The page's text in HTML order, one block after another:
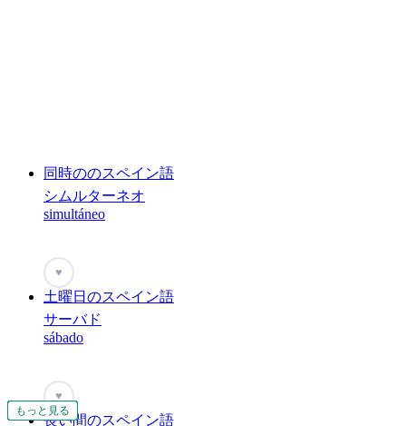
もっと見る
もっと見る
もっと見る
もっと見る
もっと見る
もっと見る
もっと見る
もっと見る
もっと見る
もっと見る
もっと見る
もっと見る
もっと見る
もっと見る
もっと見る
もっと見る
もっと見る
もっと見る
もっと見る
もっと見る
もっと見る
もっと見る
もっと見る
もっと見る
もっと見る
もっと見る
同時ののスペイン語
シムルターネオ
simultáneo
♥
土曜日のスペイン語
サーバド
sábado
もっと見る
♥
長い間のスペイン語
もっと見る
もっと見る
もっと見る
もっと見る
もっと見る
もっと見る
もっと見る
もっと見る
もっと見る
もっと見る